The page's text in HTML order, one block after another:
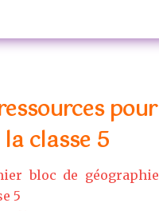
pour
la classe 5
bloc de géographie
5